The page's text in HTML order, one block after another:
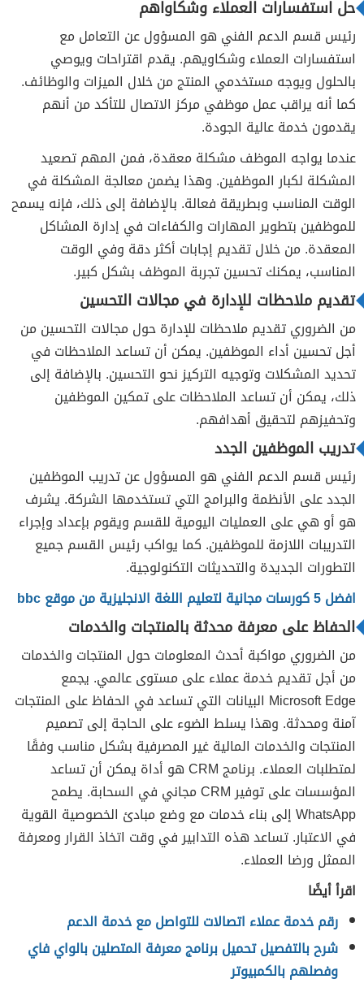
حل استفسارات العملاء وشكاواهم
رئيس قسم الدعم الفني هو المسؤول عن التعامل مع
استفسارات العملاء وشكاويهم. يقدم اقتراحات ويوصي
بالحلول ويوجه مستخدمي المنتج من خلال الميزات والوظائف.
كما أنه يراقب عمل موظفي مركز الاتصال للتأكد من أنهم
يقدمون خدمة عالية الجودة.
عندما يواجه الموظف مشكلة معقدة، فمن المهم تصعيد
المشكلة لكبار الموظفين. وهذا يضمن معالجة المشكلة في
الوقت المناسب وبطريقة فعالة. بالإضافة إلى ذلك، فإنه يسمح
للموظفين بتطوير المهارات والكفاءات في إدارة المشاكل
المعقدة. من خلال تقديم إجابات أكثر دقة وفي الوقت
المناسب، يمكنك تحسين تجربة الموظف بشكل كبير.
تقديم ملاحظات للإدارة في مجالات التحسين
من الضروري تقديم ملاحظات للإدارة حول مجالات التحسين من
أجل تحسين أداء الموظفين. يمكن أن تساعد الملاحظات في
تحديد المشكلات وتوجيه التركيز نحو التحسين. بالإضافة إلى
ذلك، يمكن أن تساعد الملاحظات على تمكين الموظفين
وتحفيزهم لتحقيق أهدافهم.
تدريب الموظفين الجدد
رئيس قسم الدعم الفني هو المسؤول عن تدريب الموظفين
الجدد على الأنظمة والبرامج التي تستخدمها الشركة. يشرف
هو أو هي على العمليات اليومية للقسم ويقوم بإعداد وإجراء
التدريبات اللازمة للموظفين. كما يواكب رئيس القسم جميع
التطورات الجديدة والتحديثات التكنولوجية.
افضل 5 كورسات مجانية لتعليم اللغة الانجليزية من موقع bbc
الحفاظ على معرفة محدثة بالمنتجات والخدمات
من الضروري مواكبة أحدث المعلومات حول المنتجات والخدمات
من أجل تقديم خدمة عملاء على مستوى عالمي. يجمع
Microsoft Edge البيانات التي تساعد في الحفاظ على المنتجات
آمنة ومحدثة. وهذا يسلط الضوء على الحاجة إلى تصميم
المنتجات والخدمات المالية غير المصرفية بشكل مناسب وفقًا
لمتطلبات العملاء. برنامج CRM هو أداة يمكن أن تساعد
المؤسسات على توفير CRM مجاني في السحابة. يطمح
WhatsApp إلى بناء خدمات مع وضع مبادئ الخصوصية القوية
في الاعتبار. تساعد هذه التدابير في وقت اتخاذ القرار ومعرفة
الممثل ورضا العملاء.
اقرأ أيضًا
رقم خدمة عملاء اتصالات للتواصل مع خدمة الدعم
شرح بالتفصيل تحميل برنامج معرفة المتصلين بالواي فاي
وفصلهم بالكمبيوتر